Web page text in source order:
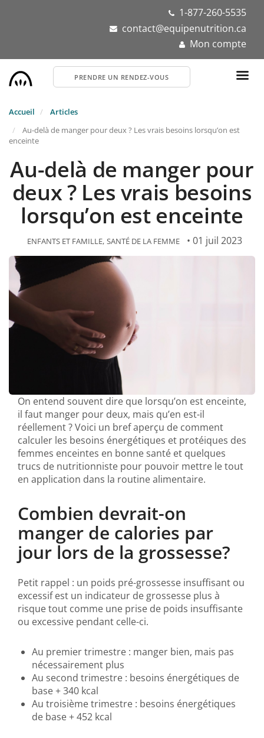
1-877-260-5535
contact@equipenutrition.ca
Mon compte
PRENDRE UN RENDEZ-VOUS
Accueil
Articles
Au-delà de manger pour deux ? Les vrais besoins lorsqu’on est
enceinte
Au-delà de manger pour
deux ? Les vrais besoins
lorsqu’on est enceinte
ENFANTS ET FAMILLE SANTÉ DE LA FEMME • 01 juil 2023
On entend souvent dire que lorsqu’on est enceinte,
il faut manger pour deux, mais qu’en est-il
réellement ? Voici un bref aperçu de comment
calculer les besoins énergétiques et protéiques des
femmes enceintes en bonne santé et quelques
trucs de nutritionniste pour pouvoir mettre le tout
en application dans la routine alimentaire.
Combien devrait-on
manger de calories par
jour lors de la grossesse?
Petit rappel : un poids pré-grossesse insuffisant ou
excessif est un indicateur de grossesse plus à
risque tout comme une prise de poids insuffisante
ou excessive pendant celle-ci.
Au premier trimestre : manger bien, mais pas
nécessairement plus
Au second trimestre : besoins énergétiques de
base + 340 kcal
Au troisième trimestre : besoins énergétiques
de base + 452 kcal